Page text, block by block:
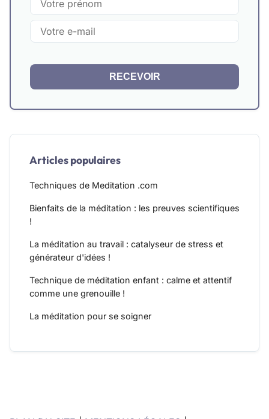
RECEVOIR
Articles populaires
Techniques de Meditation .com
Bienfaits de la méditation : les preuves scientifiques
!
La méditation au travail : catalyseur de stress et
générateur d'idées !
Technique de méditation enfant : calme et attentif
comme une grenouille !
La méditation pour se soigner